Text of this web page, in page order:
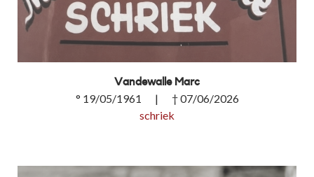
Vandewalle Marc
Vandewalle Marc
° 19/05/1961 | † 07/06/2026
schriek